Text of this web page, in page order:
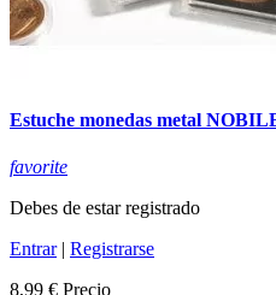
Estuche monedas metal
favorite
Debes de estar registrado
Entrar| Registrarse
8,99 € Precio